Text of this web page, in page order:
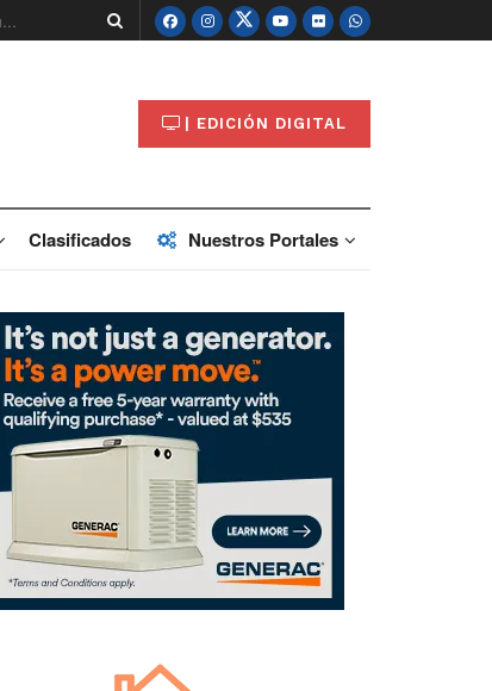
| EDICIÓN DIGITAL
Clasificados Nuestros Portales